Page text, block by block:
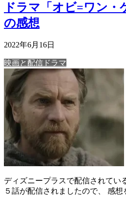
ドラマ「オビ=ワン・
の感想
2022年6月16日
映画と配信ドラマ
ディズニープラスで配信されてい
５話が配信されましたので、 感